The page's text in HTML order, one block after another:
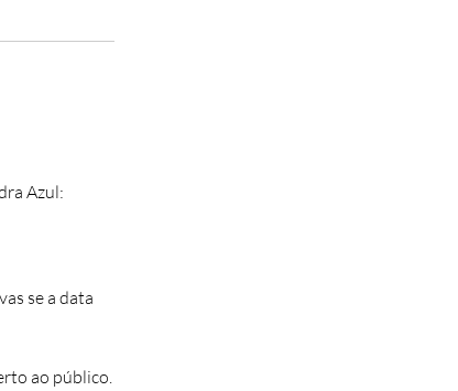
Azul:
se a data
ao público.